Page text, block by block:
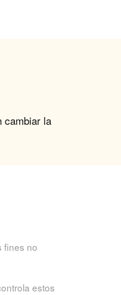
cambiar la
fines no
estos